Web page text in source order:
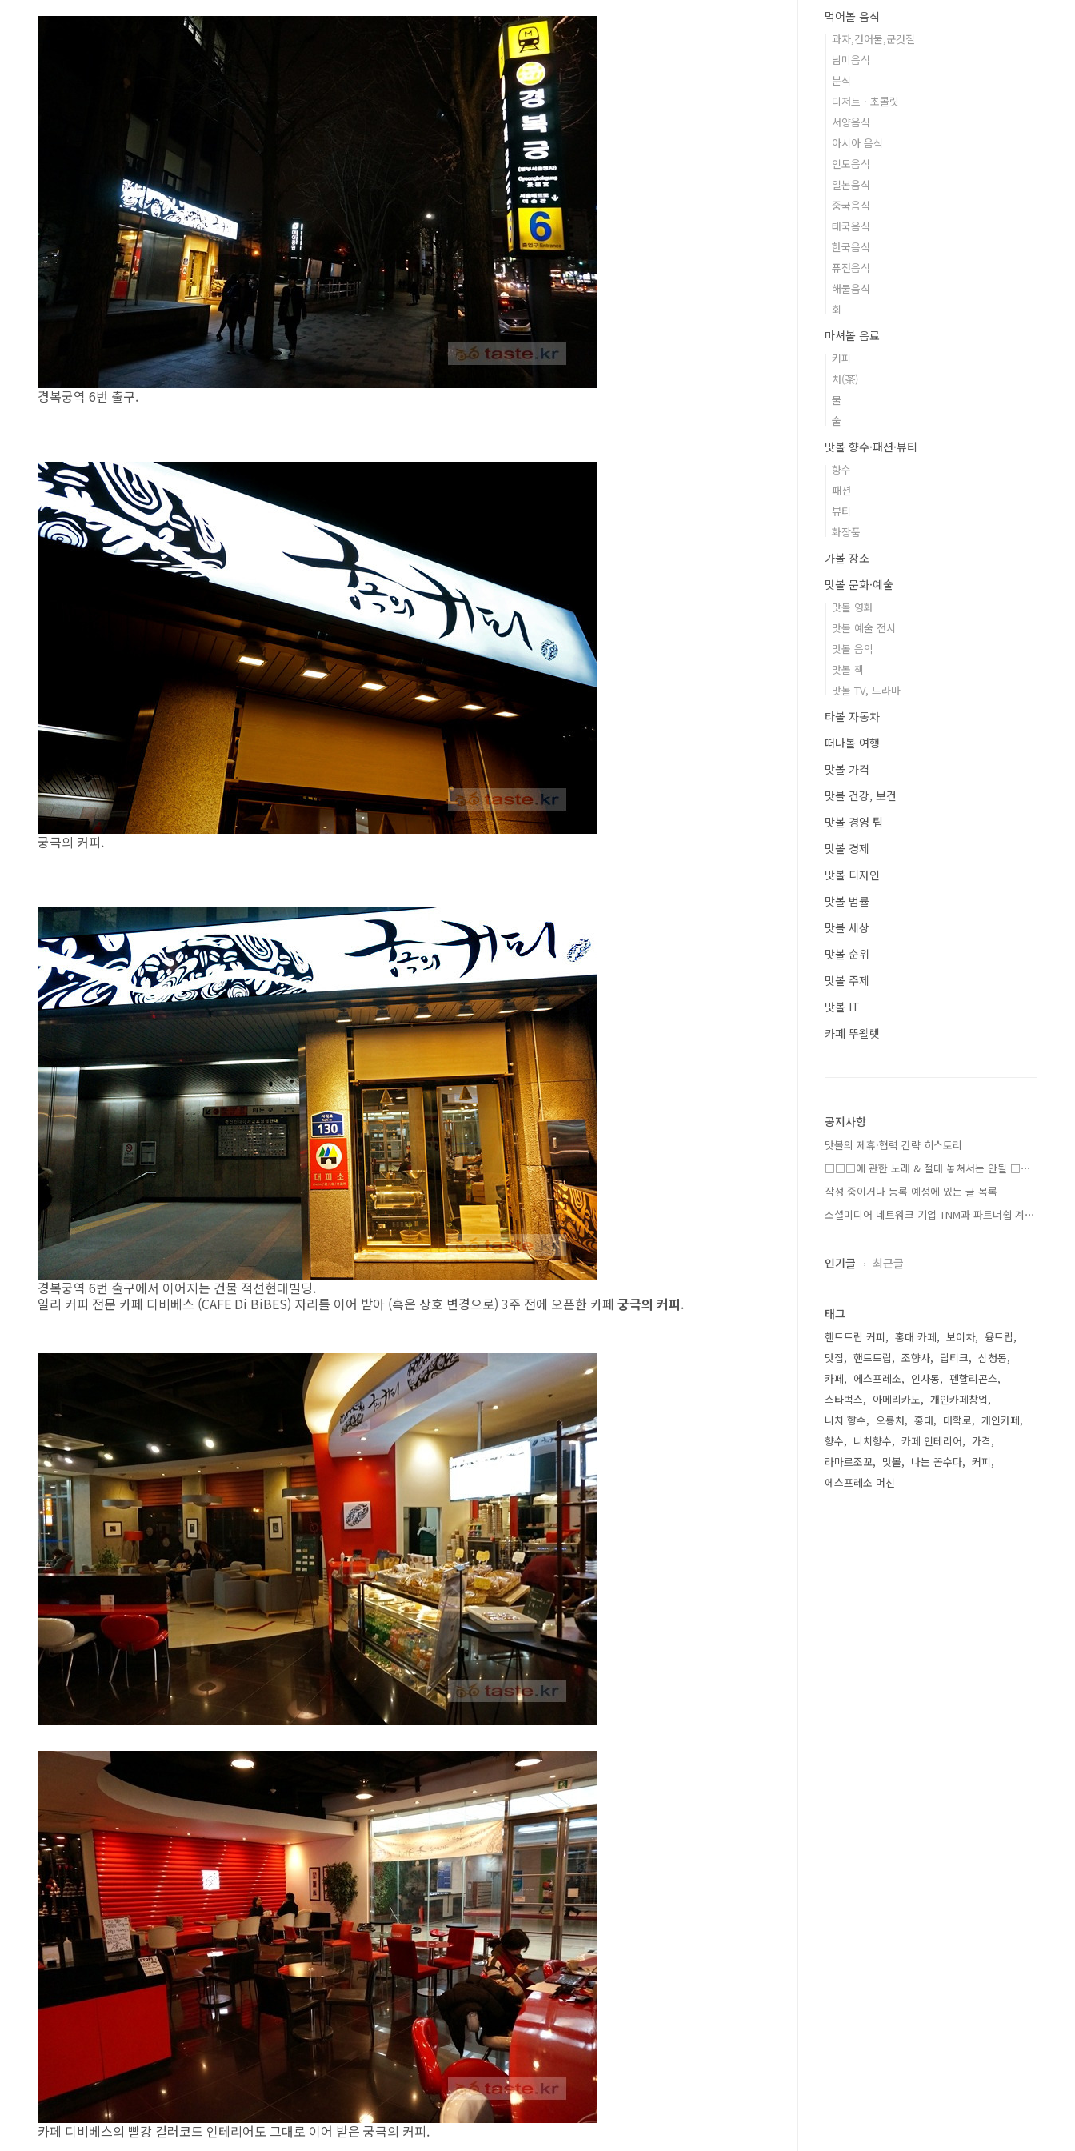
경복궁역 6번 출구.
궁극의 커피.
경복궁역 6번 출구에서 이어지는 건물 적선현대빌딩.
일리 커피 전문 카페 디비베스 (CAFE Di BiBES) 자리를 이어 받아 (혹은 상호 변경으로) 3주 전에 오픈한 카페 궁극의 커피.
카페 디비베스의 빨강 컬러코드 인테리어도 그대로 이어 받은 궁극의 커피.
먹어볼 음식
과자,건어물,군것질
남미음식
분식
디저트 · 초콜릿
서양음식
아시아 음식
인도음식
일본음식
중국음식
태국음식
한국음식
퓨전음식
해물음식
회
마셔볼 음료
커피
차(茶)
물
술
맛볼 향수·패션·뷰티
향수
패션
뷰티
화장품
가볼 장소
맛볼 문화·예술
맛볼 영화
맛볼 예술 전시
맛볼 음악
맛볼 책
맛볼 TV, 드라마
타볼 자동차
떠나볼 여행
맛볼 가격
맛볼 건강, 보건
맛볼 경영 팁
맛볼 경제
맛볼 디자인
맛볼 법률
맛볼 세상
맛볼 순위
맛볼 주제
맛볼 IT
카페 뚜왈렛
공지사항
맛볼의 제휴·협력 간략 히스토리
□□□에 관한 노래 & 절대 놓쳐서는 안될 □⋯
작성 중이거나 등록 예정에 있는 글 목록
소셜미디어 네트워크 기업 TNM과 파트너쉽 계⋯
인기글 최근글
태그
핸드드립 커피 홍대 카페 보이차
융드립
맛집
핸드드립 조향사 딥티크
삼청동
카페
에스프레소 인사동
펜할리곤스
스타벅스
아메리카노
개인카페창업
니치 향수
오룡차 홍대 대학로
개인카페
향수
니치향수 카페 인테리어
가격
라마르조꼬
맛볼 나는 꼼수다
커피
에스프레소 머신